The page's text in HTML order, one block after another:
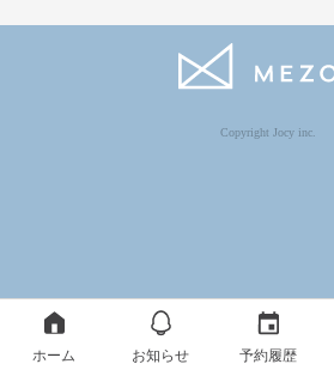
Copyright Jocy inc.
ホーム お知らせ 予約履歴